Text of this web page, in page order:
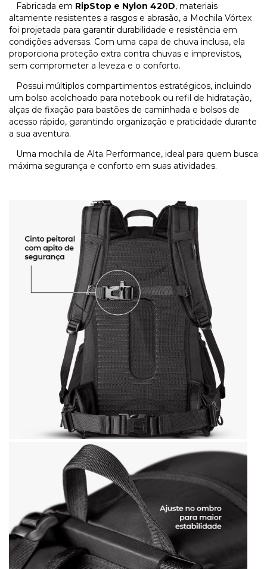
Fabricada em RipStop e Nylon 420D, materiais
altamente resistentes a rasgos e abrasão, a Mochila Vórtex
foi projetada para garantir durabilidade e resistência em
condições adversas. Com uma capa de chuva inclusa, ela
proporciona proteção extra contra chuvas e imprevistos,
sem comprometer a leveza e o conforto.
Possui múltiplos compartimentos estratégicos, incluindo
um bolso acolchoado para notebook ou refil de hidratação,
alças de fixação para bastões de caminhada e bolsos de
acesso rápido, garantindo organização e praticidade durante
a sua aventura.
Uma mochila de Alta Performance, ideal para quem busca
máxima segurança e conforto em suas atividades.